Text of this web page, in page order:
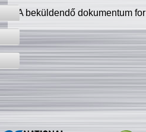
A beküldendő dokumentum